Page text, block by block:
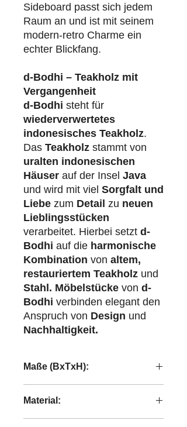
Sideboard passt sich jedem
Raum an und ist mit seinem
modern-retro Charme ein
echter Blickfang.
d-Bodhi – Teakholz mit
Vergangenheit
d-Bodhi steht für
wiederverwertetes
indonesisches Teakholz.
Das Teakholz stammt von
uralten indonesischen
Häuser auf der Insel Java
und wird mit viel Sorgfalt und
Liebe zum Detail zu neuen
Lieblingsstücken
verarbeitet. Hierbei setzt d-
Bodhi auf die harmonische
Kombination von altem,
restauriertem Teakholz und
Stahl. Möbelstücke von d-
Bodhi verbinden elegant den
Anspruch von Design und
Nachhaltigkeit.
Maße (BxTxH):
Material: